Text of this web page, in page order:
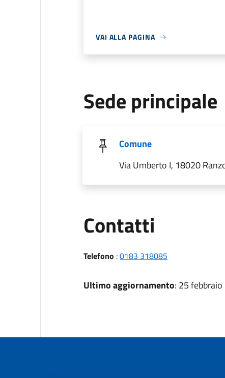
VAI ALLA PAGINA
Sede principale
Comune
Via Umberto I, 18020
Contatti
Telefono :0183 318085
Ultimo aggiornamento: 25